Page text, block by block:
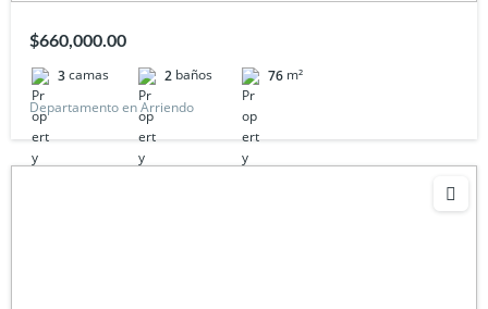
$660,000.00
3camas 2 baños 76 m²
Departamento en Arriendo